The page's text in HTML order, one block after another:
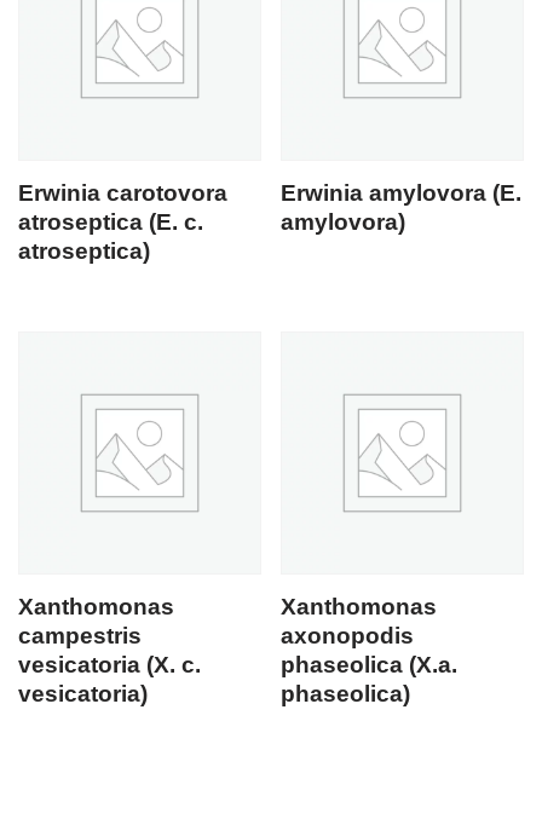
Erwinia carotovora
atroseptica (E. c.
atroseptica)
Erwinia amylovora (E.
amylovora)
Xanthomonas
campestris
vesicatoria (X. c.
vesicatoria)
Xanthomonas
axonopodis
phaseolica (X.a.
phaseolica)